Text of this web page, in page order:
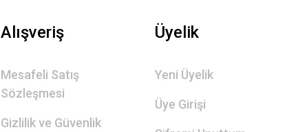
Alışveriş
Mesafeli Satış
Sözleşmesi
Gizlilik ve Güvenlik
Üyelik
Yeni Üyelik
Üye Girişi